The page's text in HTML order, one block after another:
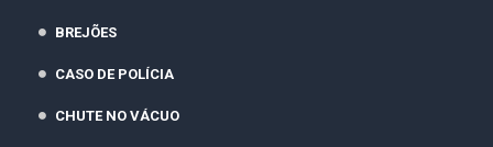
BREJÕES
CASO DE POLÍCIA
CHUTE NO VÁCUO